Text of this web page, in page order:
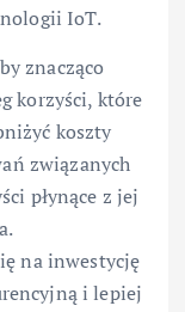
IoT.
znacząco
korzyści, które
koszty
związanych
płynące z jej
na inwestycję
i lepiej